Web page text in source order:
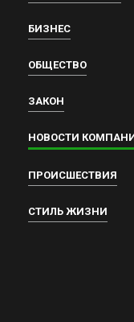
БИЗНЕС
ОБЩЕСТВО
ЗАКОН
НОВОСТИ
ПРОИСШЕСТВИЯ
СТИЛЬ ЖИЗНИ